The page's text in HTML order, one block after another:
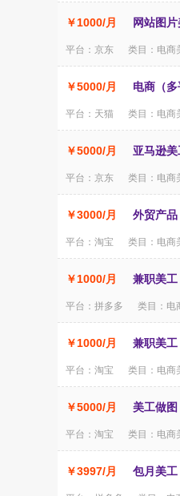
￥1000/月 网站图
平台：京东 类目：电
￥5000/月 电商（
平台：天猫 类目：电
￥5000/月 亚马逊美
平台：京东 类目：电
￥3000/月 外贸产
平台：淘宝 类目：电
￥1000/月 兼职美工
平台：拼多多 类目：
￥1000/月 兼职美工
平台：淘宝 类目：电
￥5000/月 美工做图
平台：淘宝 类目：电
￥3997/月 包月美工